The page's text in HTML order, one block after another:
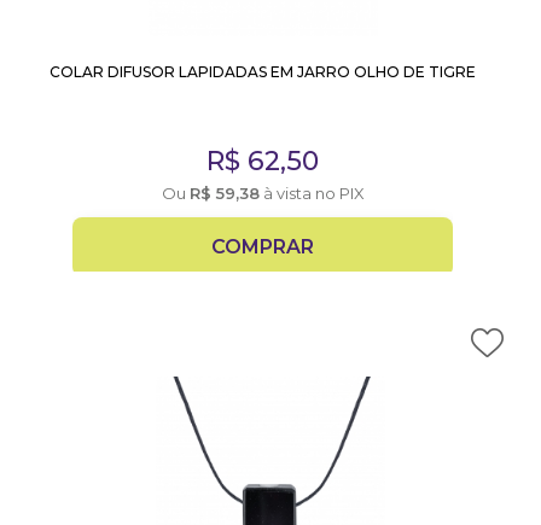
COLAR DIFUSOR LAPIDADAS EM JARRO OLHO DE TIGRE
R$ 62,50
Ou R$ 59,38à vista no PIX
COMPRAR